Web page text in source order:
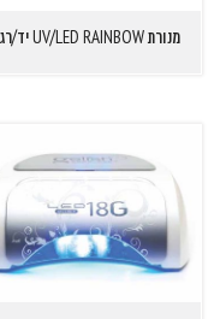
מנורת UV/LED RAINBOW יד/רגל